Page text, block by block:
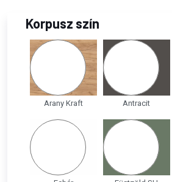
Korpusz szín
Arany Kraft Antracit